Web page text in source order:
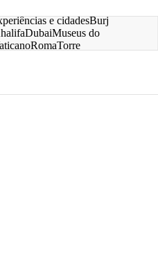
e cidadesBurj
DubaiMuseus do
RomaTorre